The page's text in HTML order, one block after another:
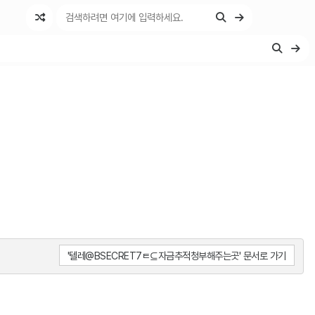
'텔레@BSECRET7ㅌ⊆자금추적청부해주는곳' 문서로 가기